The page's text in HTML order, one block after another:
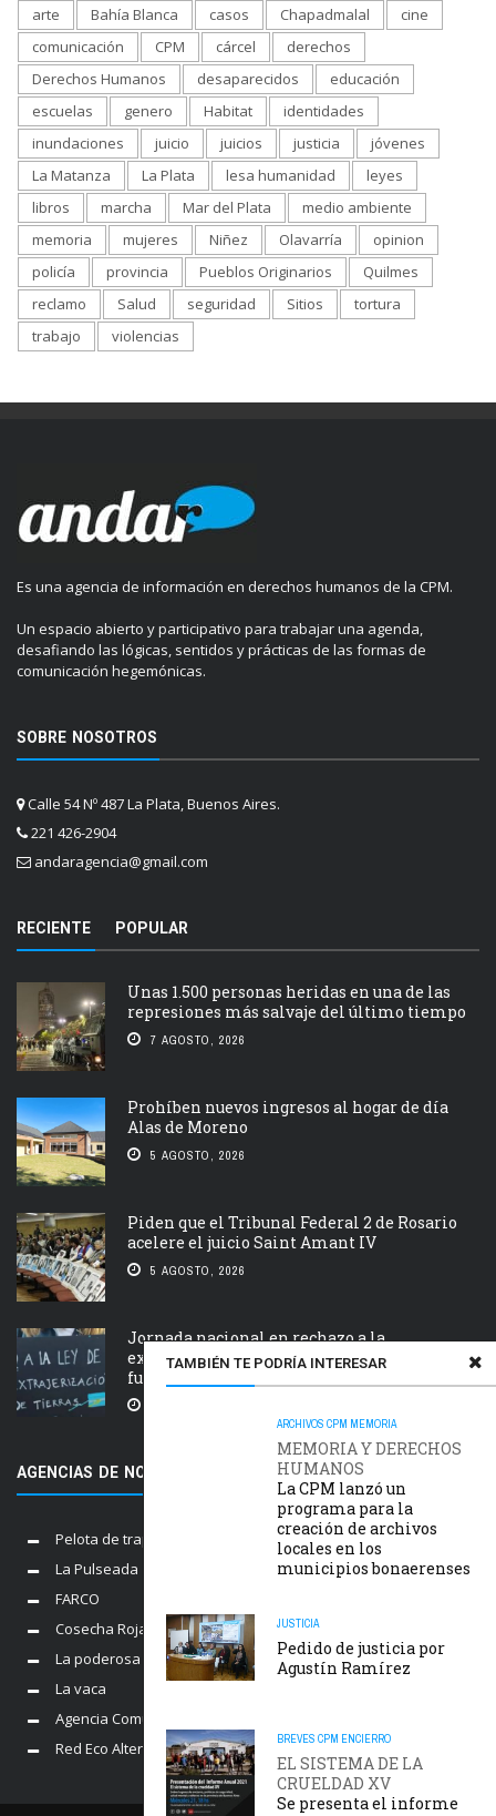
TAMBIÉN TE PODRÍA INTERESAR
ARCHIVOS CPM MEMORIA
MEMORIA Y DERECHOS
HUMANOS
La CPM lanzó un
programa para la
creación de archivos
locales en los
municipios bonaerenses
JUSTICIA
Pedido de justicia por
Agustín Ramírez
BREVES CPM ENCIERRO
EL SISTEMA DE LA
CRUELDAD XV
Se presenta el informe
arte Bahía Blanca casos Chapadmalal
cine
comunicación
CPM cárcel
derechos
Derechos Humanos
desaparecidos
educación
escuelas
genero Habitat
identidades
inundaciones
juicio juicios justicia
jóvenes
La Matanza
La Plata lesa humanidad
leyes
libros
marcha Mar del Plata
medio ambiente
memoria
mujeres Niñez Olavarría
opinion
policía
provincia Pueblos Originarios
Quilmes
reclamo
Salud seguridad Sitios
tortura
trabajo
violencias
Es una agencia de información en derechos humanos de la CPM.
Un espacio abierto y participativo para trabajar una agenda,
desafiando las lógicas, sentidos y prácticas de las formas de
comunicación hegemónicas.
SOBRE NOSOTROS
Calle 54 Nº 487 La Plata, Buenos Aires.
221 426-2904
andaragencia@gmail.com
RECIENTE POPULAR
Unas 1.500 personas heridas en una de las
represiones más salvaje del último tiempo
7 AGOSTO, 2026
Prohíben nuevos ingresos al hogar de día
Alas de Moreno
5 AGOSTO, 2026
Piden que el Tribunal Federal 2 de Rosario
acelere el juicio Saint Amant IV
5 AGOSTO, 2026
Jornada nacional en rechazo a la
extranjerización de tierras, manejo del
fuego y desalojos
AGENCIAS DE NOTICIAS AMIGAS
Pelota de trapo
La Pulseada
FARCO
Cosecha Roja
La poderosa
La vaca
Agencia Comunica
Red Eco Alternativo